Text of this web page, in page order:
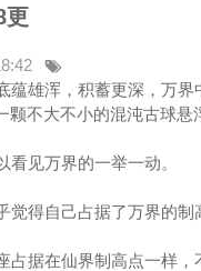
更
雄浑，积蓄更深，万界
不大不小的混沌古球悬
见万界的一举一动。
得自己占据了万界的制
据在仙界制高点一样